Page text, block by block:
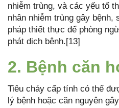
nhiễm trùng, và các yếu tố
nhân nhiễm trùng gây
pháp thiết thực để phòng
phát dịch bệnh.[13]
2. Bệnh căn
Tiêu chảy cấp tính có thể
lý bệnh hoặc căn nguyên